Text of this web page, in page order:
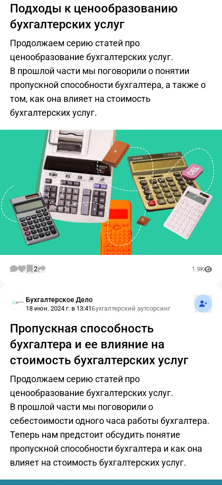
Подходы к ценообразованию
бухгалтерских услуг
Продолжаем серию статей про
ценообразование бухгалтерских услуг.
В прошлой части мы поговорили о понятии
пропускной способности бухгалтера, а также о
том, как она влияет на стоимость
бухгалтерских услуг.
2 1.9K
Бухгалтерское Дело
18 июн. 2024 г. в 13:41 Бухгалтерский аутсорсинг
Пропускная способность
бухгалтера и ее влияние на
стоимость бухгалтерских услуг
Продолжаем серию статей про
ценообразование бухгалтерских услуг.
В прошлой части мы поговорили о
себестоимости одного часа работы бухгалтера.
Теперь нам предстоит обсудить понятие
пропускной способности бухгалтера и как она
влияет на стоимость бухгалтерских услуг.